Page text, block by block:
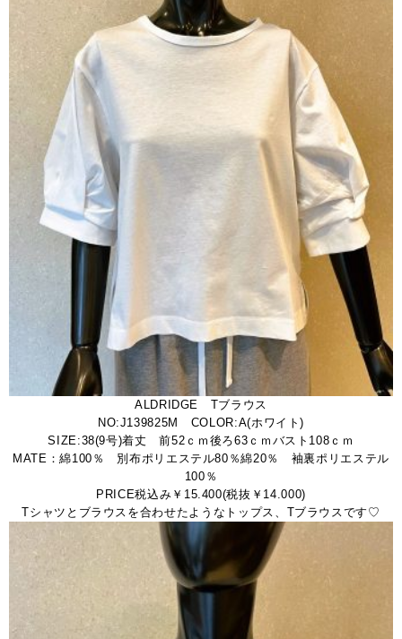
ALDRIDGE Tブラウス
NO:J139825M COLOR:A(ホワイト)
SIZE:38(9号)着丈 前52ｃｍ後ろ63ｃｍバスト108ｃｍ
MATE：綿100％ 別布ポリエステル80％綿20％ 袖裏ポリエステル
100％
PRICE税込み￥15.400(税抜￥14.000)
Tシャツとブラウスを合わせたようなトップス、Tブラウスです♡